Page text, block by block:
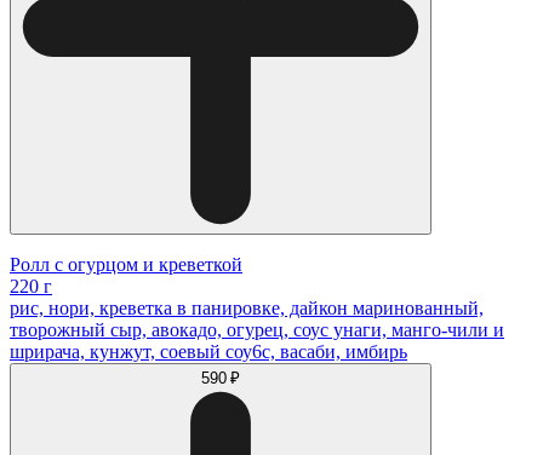
Ролл с огурцом и креветкой
220 г
рис, нори, креветка в панировке, дайкон маринованный,
творожный сыр, авокадо, огурец, соус унаги, манго-чили и
шрирача, кунжут, соевый соу6с, васаби, имбирь
590 ₽